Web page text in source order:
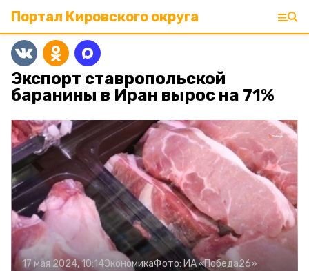
Портал Кировского округа
Экспорт ставропольской
баранины в Иран вырос на 71%
17 мая 2024, 10:14ЭкономикаФото: ИА «Победа26»